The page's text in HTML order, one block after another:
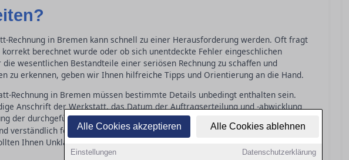
Alle Cookies akzeptieren Alle Cookies ablehnen
Einstellungen Datenschutzerklärung
Rechnung in Bremen kann schnell zu einer Herausforderung werden. Oft fragt
berechnet wurde oder ob sich unentdeckte Fehler eingeschlichen
wesentlichen Bestandteile einer seriösen Rechnung zu schaffen und
zu erkennen, geben wir Ihnen hilfreiche Tipps und Orientierung an die Hand.
Rechnung in Bremen müssen bestimmte Details unbedingt enthalten sein.
Anschrift der Werkstatt, das Datum der Auftragserteilung und -abwicklung
der durchgeführten Arbeiten und verwendeten
verständlich formuliert sind, um mögliche Ungereimtheiten schnell
Ihnen Unklarheiten auffallen, zögern Sie nicht, direkt in der Werkstatt in